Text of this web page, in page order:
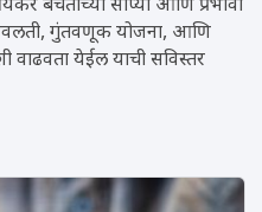
बचतीच्या सोप्या आणि प्रभावी
गुंतवणूक योजना, आणि
वाढवता येईल याची सविस्तर